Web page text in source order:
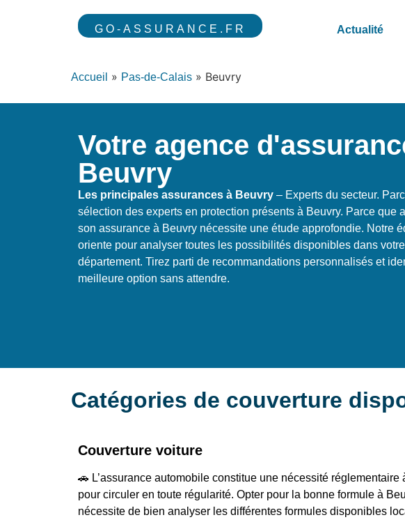
GO-ASSURANCE.FR Actualité
Accueil » Pas-de-Calais » Beuvry
Votre agence
Beuvry
Les principales assurances à Beuvry – Experts du secteur.
sélection des experts en protection présents à Beuvry. Parce que
son assurance à Beuvry nécessite une étude approfondie. Notre
oriente pour analyser toutes les possibilités disponibles dans votre
département. Tirez parti de recommandations personnalisés et
meilleure option sans attendre.
Catégories de couverture
Couverture voiture
🚗 L’assurance automobile constitue une nécessité réglementaire
pour circuler en toute régularité. Opter pour la bonne formule à
nécessite de bien analyser les différentes formules disponibles